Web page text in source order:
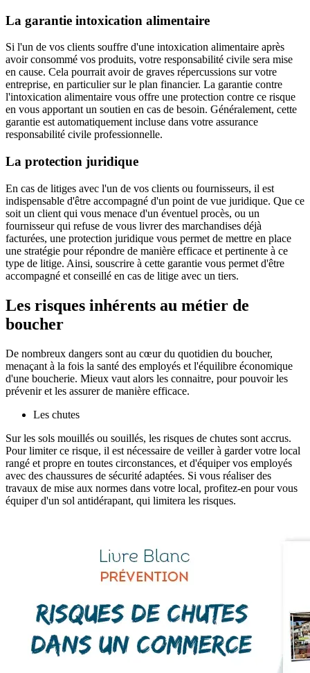
La garantie intoxication alimentaire
Si l'un de vos clients souffre d'une intoxication alimentaire après
avoir consommé vos produits, votre responsabilité civile sera mise
en cause. Cela pourrait avoir de graves répercussions sur votre
entreprise, en particulier sur le plan financier. La garantie contre
l'intoxication alimentaire vous offre une protection contre ce risque
en vous apportant un soutien en cas de besoin. Généralement, cette
garantie est automatiquement incluse dans votre assurance
responsabilité civile professionnelle.
La protection juridique
En cas de litiges avec l'un de vos clients ou fournisseurs, il est
indispensable d'être accompagné d'un point de vue juridique. Que ce
soit un client qui vous menace d'un éventuel procès, ou un
fournisseur qui refuse de vous livrer des marchandises déjà
facturées, une protection juridique vous permet de mettre en place
une stratégie pour répondre de manière efficace et pertinente à ce
type de litige. Ainsi, souscrire à cette garantie vous permet d'être
accompagné et conseillé en cas de litige avec un tiers.
Les risques inhérents au métier de
boucher
De nombreux dangers sont au cœur du quotidien du boucher,
menaçant à la fois la santé des employés et l'équilibre économique
d'une boucherie. Mieux vaut alors les connaitre, pour pouvoir les
prévenir et les assurer de manière efficace.
Les chutes
Sur les sols mouillés ou souillés, les risques de chutes sont accrus.
Pour limiter ce risque, il est nécessaire de veiller à garder votre local
rangé et propre en toutes circonstances, et d'équiper vos employés
avec des chaussures de sécurité adaptées. Si vous réaliser des
travaux de mise aux normes dans votre local, profitez-en pour vous
équiper d'un sol antidérapant, qui limitera les risques.